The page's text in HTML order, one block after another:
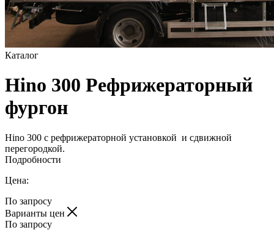
Каталог
Hino 300 Рефрижераторный
фургон
Hino 300 с рефрижераторной установкой и сдвижной
перегородкой.
Подробности
Цена:
По запросу
Варианты цен
По запросу